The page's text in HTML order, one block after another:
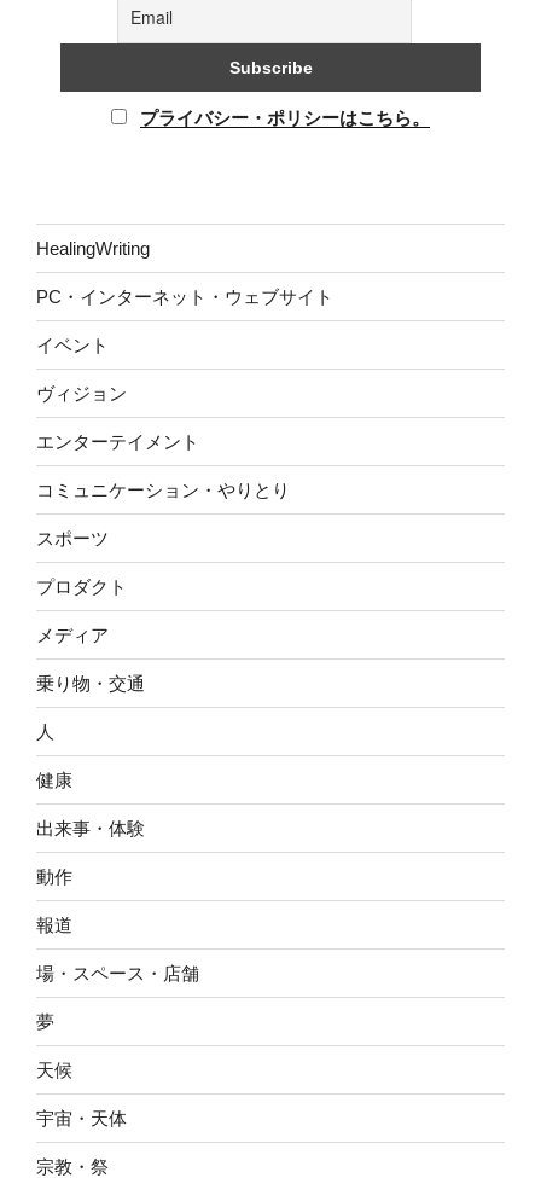
プライバシー・ポリシーはこちら。
HealingWriting
PC・インターネット・ウェブサイト
イベント
ヴィジョン
エンターテイメント
コミュニケーション・やりとり
スポーツ
プロダクト
メディア
乗り物・交通
人
健康
出来事・体験
動作
報道
場・スペース・店舗
夢
天候
宇宙・天体
宗教・祭